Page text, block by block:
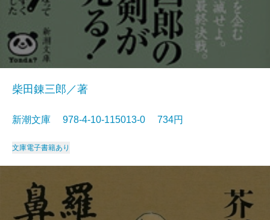
柴田錬三郎／著
新潮文庫 978-4-10-115013-0 734円
文庫電子書籍あり